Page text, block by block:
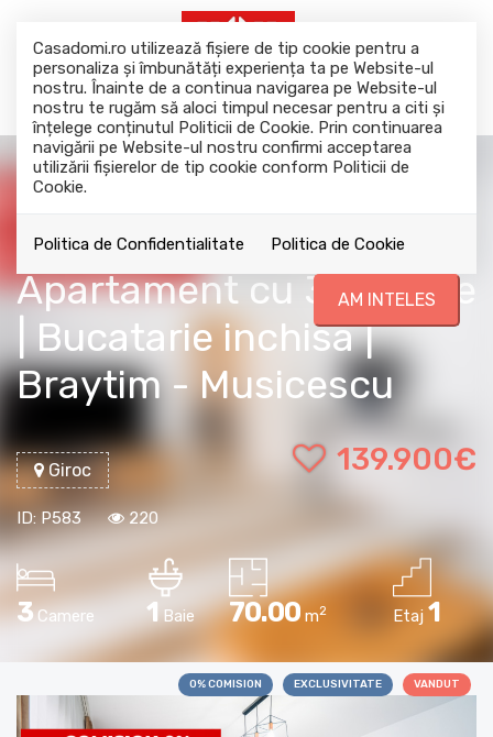
Casadomi.ro utilizează fişiere de tip cookie pentru a
personaliza și îmbunătăți experiența ta pe Website-ul
nostru. Înainte de a continua navigarea pe Website-ul
nostru te rugăm să aloci timpul necesar pentru a citi și
înțelege conținutul Politicii de Cookie. Prin continuarea
navigării pe Website-ul nostru confirmi acceptarea
utilizării fişierelor de tip cookie conform Politicii de
Cookie.
Politica de Confidentialitate Politica de Cookie
AM INTELES
Apartament cu 3 camere
| Bucatarie inchisa |
Braytim - Musicescu
Giroc 139.900€
ID: P583 220
3 Camere 1 Baie 70.00 m2 Etaj 1
0% COMISION EXCLUSIVITATE VANDUT